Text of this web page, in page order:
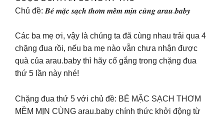
Chủ đề: 𝑩𝒆́ 𝒎𝒂̣̆𝒄 𝒔𝒂̣𝒄𝒉 𝒕𝒉𝒐̛𝒎 𝒎𝒆̂̀𝒎 𝒎𝒊̣𝒏 𝒄𝒖̀𝒏𝒈 𝒂𝒓𝒂𝒖.𝒃𝒂𝒃𝒚
Các ba mẹ ơi, vậy là chúng ta đã cùng nhau trải qua 4
chặng đua rồi, nếu ba mẹ nào vẫn chưa nhận được
quà của arau.baby thì hãy cố gắng trong chặng đua
thứ 5 lần này nhé!
Chặng đua thứ 5 với chủ đề: BÉ MẶC SẠCH THƠM
MỀM MỊN CÙNG arau.baby chính thức khởi động từ